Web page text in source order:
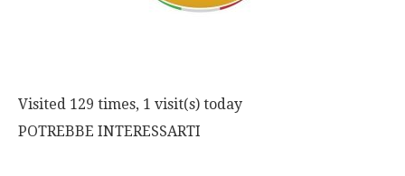
Visited 129 times, 1 visit(s) today
POTREBBE INTERESSARTI